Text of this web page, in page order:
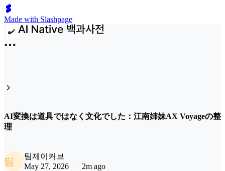
Made with Slashpage
AI変換は道具ではなく文化でした：江南姉妹AX Voyageの整
理
팀
팀제이커브
May 27, 2026
2m ago